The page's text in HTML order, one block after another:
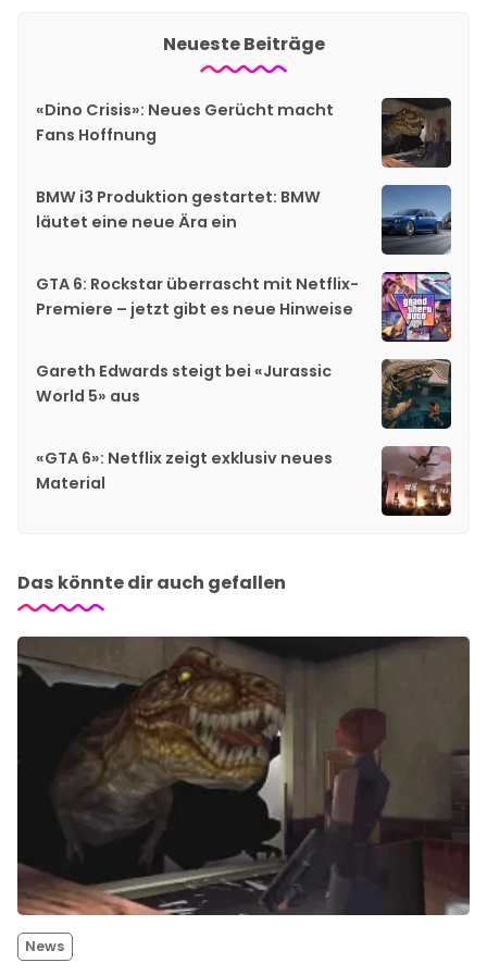
Neueste Beiträge
«Dino Crisis»: Neues Gerücht macht
Fans Hoffnung
BMW i3 Produktion gestartet: BMW
läutet eine neue Ära ein
GTA 6: Rockstar überrascht mit Netflix-
Premiere – jetzt gibt es neue Hinweise
Gareth Edwards steigt bei «Jurassic
World 5» aus
«GTA 6»: Netflix zeigt exklusiv neues
Material
Das könnte dir auch gefallen
News